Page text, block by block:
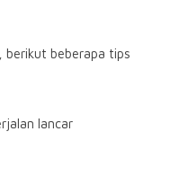
berikut beberapa tips
lancar